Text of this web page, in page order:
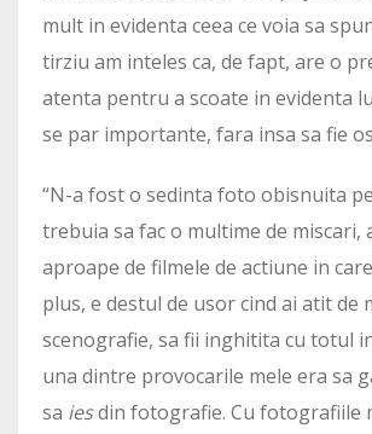
mult in evidenta ceea ce voia sa
tirziu am inteles ca, de fapt, are o
atenta pentru a scoate in evidenta
se par importante, fara insa sa fie
“N-a fost o sedinta foto obisnuita
trebuia sa fac o multime de miscari,
aproape de filmele de actiune in
plus, e destul de usor cind ai atit de
scenografie, sa fii inghitita cu totul
una dintre provocarile mele era sa
sa iesdin fotografie. Cu fotografiile